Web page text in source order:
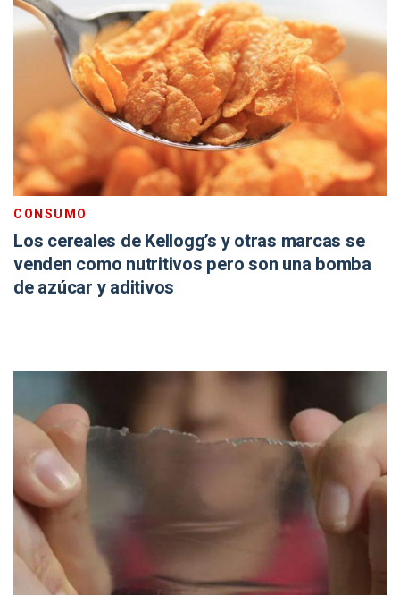
CONSUMO
Los cereales de Kellogg’s y otras marcas se
venden como nutritivos pero son una bomba
de azúcar y aditivos